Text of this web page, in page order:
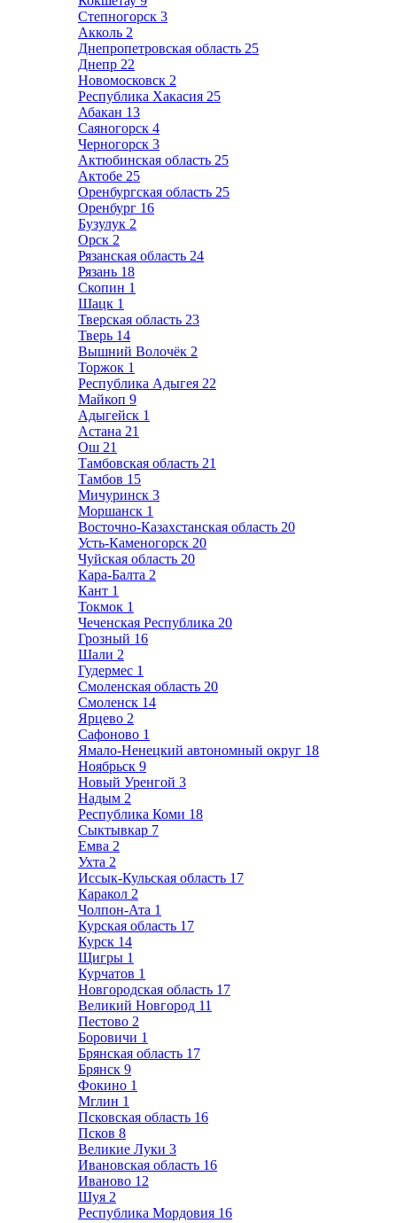
Степногорск 3
Акколь 2
Днепропетровская область 25
Днепр 22
Новомосковск 2
Республика Хакасия 25
Абакан 13
Саяногорск 4
Черногорск 3
Актюбинская область 25
Актобе 25
Оренбургская область 25
Оренбург 16
Бузулук 2
Орск 2
Рязанская область 24
Рязань 18
Скопин 1
Шацк 1
Тверская область 23
Тверь 14
Вышний Волочёк 2
Торжок 1
Республика Адыгея 22
Майкоп 9
Адыгейск 1
Астана 21
Ош 21
Тамбовская область 21
Тамбов 15
Мичуринск 3
Моршанск 1
Восточно-Казахстанская область 20
Усть-Каменогорск 20
Чуйская область 20
Кара-Балта 2
Кант 1
Токмок 1
Чеченская Республика 20
Грозный 16
Шали 2
Гудермес 1
Смоленская область 20
Смоленск 14
Ярцево 2
Сафоново 1
Ямало-Ненецкий автономный округ 18
Ноябрьск 9
Новый Уренгой 3
Надым 2
Республика Коми 18
Сыктывкар 7
Емва 2
Ухта 2
Иссык-Кульская область 17
Каракол 2
Чолпон-Ата 1
Курская область 17
Курск 14
Щигры 1
Курчатов 1
Новгородская область 17
Великий Новгород 11
Пестово 2
Боровичи 1
Брянская область 17
Брянск 9
Фокино 1
Мглин 1
Псковская область 16
Псков 8
Великие Луки 3
Ивановская область 16
Иваново 12
Шуя 2
Республика Мордовия 16